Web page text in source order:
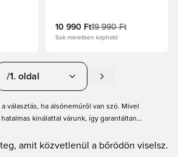
10 990 Ft19 990 Ft
Sok méretben kapható
/1. oldal
választás, ha alsóneműről van szó. Mivel
kínálattal várunk, így garantáltan
A boxeralsótól a szűkebb és bővebb
megtalálsz nálunk, így biztosan megtalálod
amit közvetlenül a bőrödön viselsz.